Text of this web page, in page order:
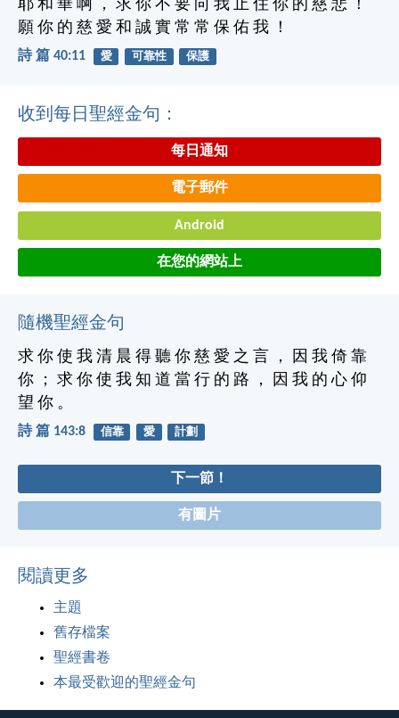
耶 和 華 啊 ， 求 你 不 要 向 我 止 住 你 的 慈 悲 ！
願 你 的 慈 愛 和 誠 實 常 常 保 佑 我 ！
詩 篇 40:11 愛 可靠性 保護
收到每日聖經金句：
每日通知
電子郵件
Android
在您的網站上
隨機聖經金句
求 你 使 我 清 晨 得 聽 你 慈 愛 之 言 ， 因 我 倚 靠
你 ； 求 你 使 我 知 道 當 行 的 路 ， 因 我 的 心 仰
望 你 。
詩 篇 143:8 信靠 愛 計劃
下一節！
有圖片
閱讀更多
主題
舊存檔案
聖經書卷
本最受歡迎的聖經金句